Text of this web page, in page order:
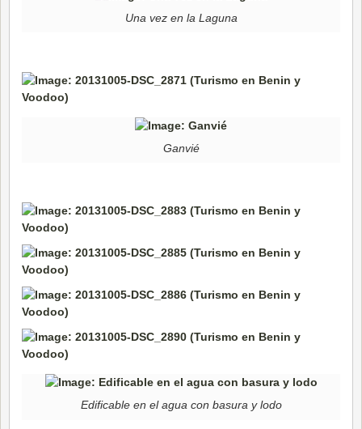
Una vez en la Laguna
Ganvié
Edificable en el agua con basura y lodo